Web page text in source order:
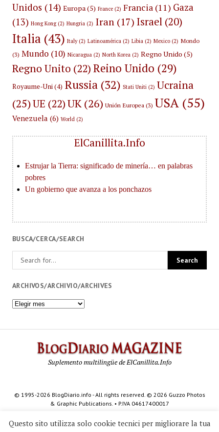
Unidos (14) Europa(5) France(2) Francia(11) Gaza
(13) Hong Kong(2) Hungria(2) Iran(17) Israel(20)
Italia (43) Italy(2) Latinoamérica(2) Libia(2) Mexico(2) Mondo
(3) Mundo (10) Nicaragua(2) North Korea(2) Regno Unido (5)
Regno Unito (22) Reino Unido (29)
Royaume-Uni(4) Russia(32) Stati Uniti(2) Ucraina
(25)UE (22)UK(26) Unión Europea (3) USA(55)
Venezuela (6) World(2)
ElCanillita.Info
BUSCA/CERCA/SEARCH
ARCHIVOS/ARCHIVIO/ARCHIVES
Archivos/Archivio/Archives
Suplemento multilingüe de ElCanillita.Info
© 1995-2026 BlogDiario.info - All rights reserved. © 2026 Guzzo Photos
& Graphic Publications. • P.IVA 04617400017
Questo sito utilizza solo cookie tecnici per migliorare la tua